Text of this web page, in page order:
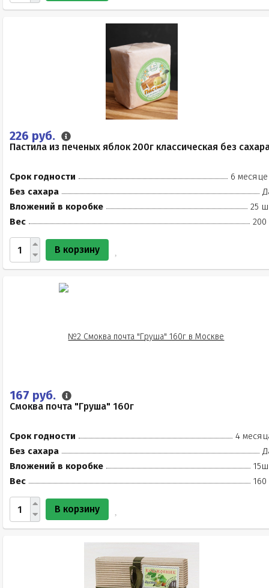
226 руб.
Пастила из печеных яблок 200г классическая без
Срок годности
6
Без сахара
Вложений в коробке
25
Вес
200
В корзину
167 руб.
Смоква почта "Груша" 160г
Срок годности
4
Без сахара
Вложений в коробке
Вес
160
В корзину